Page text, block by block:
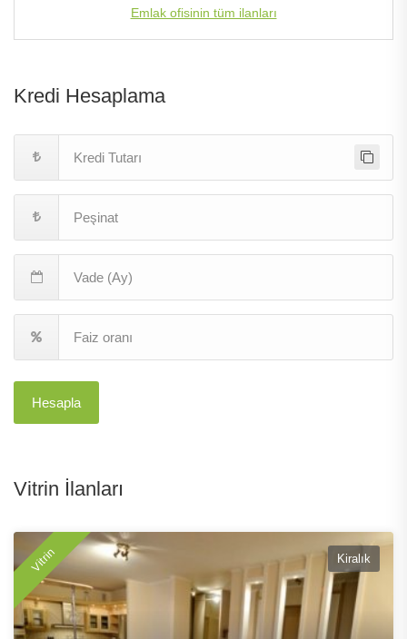
Emlak ofisinin tüm ilanları
Kredi Hesaplama
Hesapla
Vitrin İlanları
Vitrin Kiralık